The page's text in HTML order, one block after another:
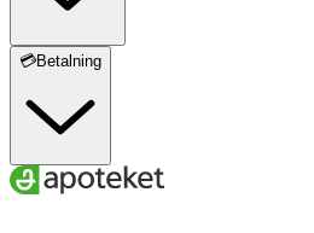
💳Betalning